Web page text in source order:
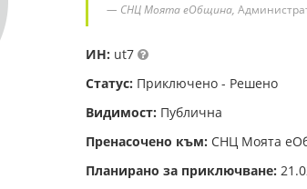
СНЦ Моята еОбщина,
ИН: ut7
Статус: Приключено - Решено
Видимост: Публична
Пренасочено към: СНЦ Моята
Планирано за приключване: